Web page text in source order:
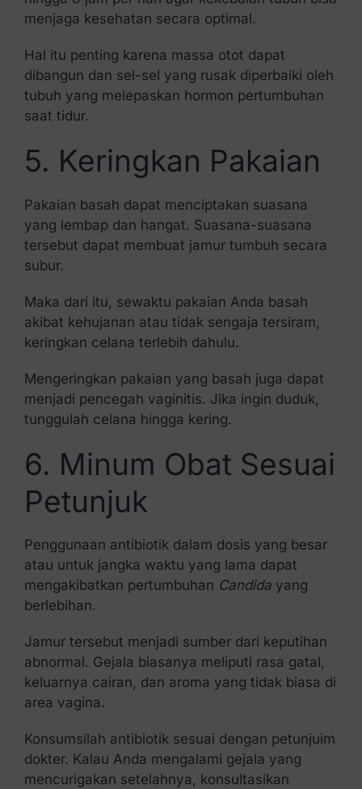
menjaga kesehatan secara optimal.
Hal itu penting karena massa otot dapat
dibangun dan sel-sel yang rusak diperbaiki oleh
tubuh yang melepaskan hormon pertumbuhan
saat tidur.
5. Keringkan Pakaian
Pakaian basah dapat menciptakan suasana
yang lembap dan hangat. Suasana-suasana
tersebut dapat membuat jamur tumbuh secara
subur.
Maka dari itu, sewaktu pakaian Anda basah
akibat kehujanan atau tidak sengaja tersiram,
keringkan celana terlebih dahulu.
Mengeringkan pakaian yang basah juga dapat
menjadi pencegah vaginitis. Jika ingin duduk,
tunggulah celana hingga kering.
6. Minum Obat Sesuai
Petunjuk
Penggunaan antibiotik dalam dosis yang besar
atau untuk jangka waktu yang lama dapat
mengakibatkan pertumbuhan Candida yang
berlebihan.
Jamur tersebut menjadi sumber dari keputihan
abnormal. Gejala biasanya meliputi rasa gatal,
keluarnya cairan, dan aroma yang tidak biasa di
area vagina.
Konsumsilah antibiotik sesuai dengan petunjuim
dokter. Kalau Anda mengalami gejala yang
mencurigakan setelahnya, konsultasikan